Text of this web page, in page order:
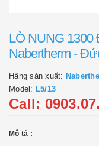
LÒ NUNG 1300
Nabertherm -
Hãng sản xuất:
Model: L5/13
Call:
Mô tả :